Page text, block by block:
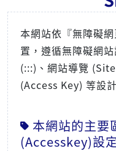
本網站依『無障礙
置，遵循無障礙網
(:::)、網站導覽
(Access Key) 等設
本網站的主要
(Accesskey)設